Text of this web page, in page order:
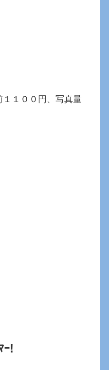
１１００円、写真量
ｰ!